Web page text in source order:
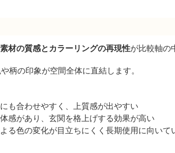
素材の質感とカラーリングの再現性が比較軸の
柄の印象が空間全体に直結します。
も合わせやすく、上質感が出やすい
感があり、玄関を格上げする効果が高い
る色の変化が目立ちにくく長期使用に向いて